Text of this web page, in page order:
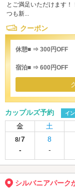
とご満足いただけます
つも新...
クーポン
休憩■ ⇒ 300円OFF
宿泊■ ⇒ 600円OFF
カップルズ予約 イ
金 土
8/7
-
8
-
シルバニアパーク